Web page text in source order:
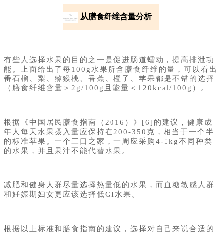
03 从膳食纤维含量分析
有些人选择水果的目的之一是促进肠道蠕动，提高排泄功
能。上面给出了每100g水果所含膳食纤维的量，可以看出
番石榴、梨、猕猴桃、香蕉、橙子、苹果都是不错的选择
（膳食纤维含量＞2g/100g且能量＜120kcal/100g）。
根据《中国居民膳食指南（2016）》[6]的建议，健康成
年人每天水果摄入量应保持在200-350克，相当于一个半
的标准苹果。一个三口之家，一周应采购4-5kg不同种类
的水果，并且果汁不能代替水果。
减肥和健身人群尽量选择热量低的水果，而血糖敏感人群
和妊娠期妇女更应该选择低GI水果。
根据以上标准和膳食指南的建议，选择对自己来说合适的